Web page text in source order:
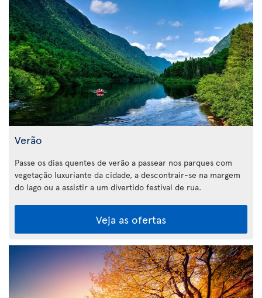
Verão
Passe os dias quentes de verão a passear nos parques com
vegetação luxuriante da cidade, a descontrair-se na margem
do lago ou a assistir a um divertido festival de rua.
Veja as ofertas